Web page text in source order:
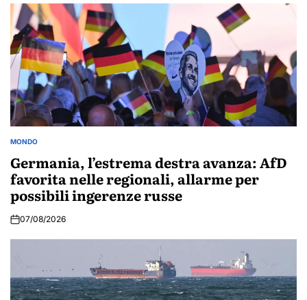
POSTED
IN
MONDO
Germania, l’estrema destra avanza: AfD
favorita nelle regionali, allarme per
possibili ingerenze russe
07/08/2026